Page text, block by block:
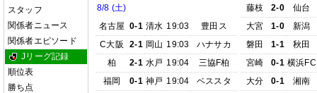
スタッフ
関係者ニュース
関係者エピソード
Jリーグ記録
順位表
勝ち点
8/8 (土)
名古屋 0-1 清水 19:03
豊田ス
C大阪
2-1 岡山 19:03
ハナサカ
柏
2-1 水戸 19:04
三協F柏
福岡
0-1 神戸 19:04
ベススタ
藤枝
2-0
仙台
大宮
1-0
新潟
磐田
1-1
秋田
宮崎
0-1 横浜FC
大分
0-1
湘南